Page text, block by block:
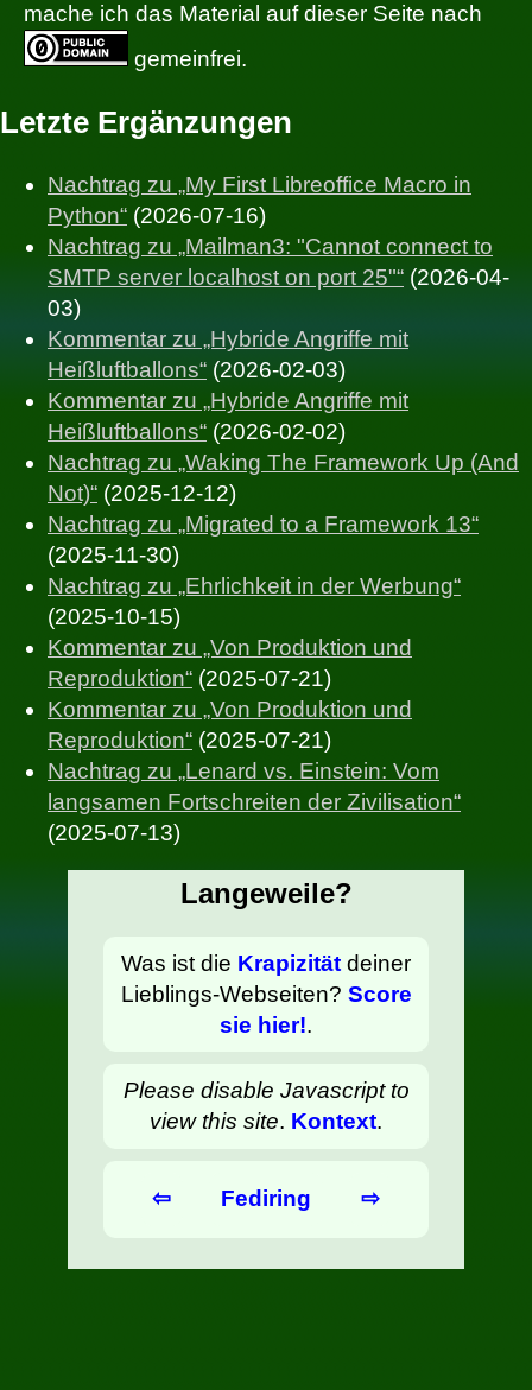
mache ich das Material auf dieser Seite nach
gemeinfrei.
Letzte Ergänzungen
Nachtrag zu „My First Libreoffice Macro in
Python“ (2026-07-16)
Nachtrag zu „Mailman3: "Cannot connect to
SMTP server localhost on port 25"“ (2026-04-
03)
Kommentar zu „Hybride Angriffe mit
Heißluftballons“ (2026-02-03)
Kommentar zu „Hybride Angriffe mit
Heißluftballons“ (2026-02-02)
Nachtrag zu „Waking The Framework Up (And
Not)“ (2025-12-12)
Nachtrag zu „Migrated to a Framework 13“
(2025-11-30)
Nachtrag zu „Ehrlichkeit in der Werbung“
(2025-10-15)
Kommentar zu „Von Produktion und
Reproduktion“ (2025-07-21)
Kommentar zu „Von Produktion und
Reproduktion“ (2025-07-21)
Nachtrag zu „Lenard vs. Einstein: Vom
langsamen Fortschreiten der Zivilisation“
(2025-07-13)
Langeweile?
Was ist die Krapizität deiner
Lieblings-Webseiten? Score
sie hier!.
Please disable Javascript to
view this site. Kontext.
⇦ Fediring ⇨